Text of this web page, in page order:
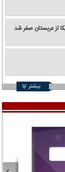
بیشتر